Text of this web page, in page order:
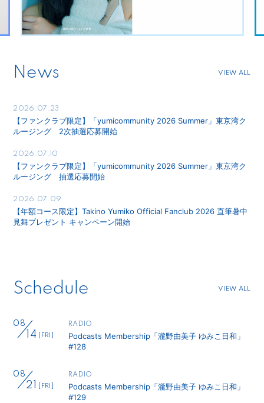
News VIEW ALL
2026.07.23
【ファンクラブ限定】「yumicommunity 2026 Summer」東京湾ク
ルージング 2次抽選応募開始
2026.07.10
【ファンクラブ限定】「yumicommunity 2026 Summer」東京湾ク
ルージング 抽選応募開始
2026.07.09
【年額コース限定】Takino Yumiko Official Fanclub 2026 直筆暑中
見舞プレゼント キャンペーン開始
Schedule VIEW ALL
08
14 [FRI]
RADIO
Podcasts Membership「瀧野由美子 ゆみこ日和」
#128
08
21 [FRI]
RADIO
Podcasts Membership「瀧野由美子 ゆみこ日和」
#129